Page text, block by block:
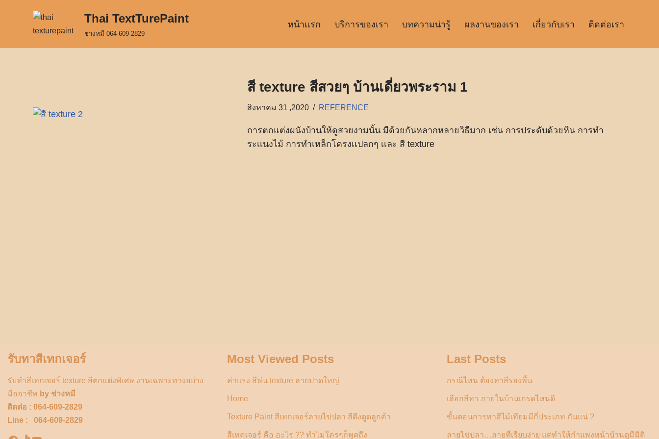
Thai TextTurePaint
ช่างหมี 064-609-2829
หน้าแรก บริการของเรา บทความน่ารู้ ผลงานของเรา เกี่ยวกับเรา ติดต่อเรา
สี texture สีสวยๆ บ้านเดี่ยวพระราม 1
สิงหาคม 31 ,2020 REFERENCE
การตกแต่งผนังบ้านให้ดูสวยงามนั้น มีด้วยกันหลากหลายวิธีมาก เช่น การประดับด้วยหิน การทำ
ระเเนงไม้ การทำเหล็กโครงเเปลกๆ เเละ สี texture
รับทาสีเทกเจอร์
รับทำสีเทกเจอร์ texture สีตกแต่งพิเศษ งานเฉพาะทางอย่าง
มืออาชีพ by ช่างหมี
ติดต่อ : 064-609-2829
Line : 064-609-2829
Most Viewed Posts
ค่าแรง สีพ่น texture ลายปาดใหญ่
Home
Texture Paint สีเทกเจอร์ลายไข่ปลา สีดึงดูดลูกค้า
สีเทคเจอร์ คือ อะไร ?? ทำไมใครๆก็พูดถึง
Last Posts
กรณีไหน ต้องทาสีรองพื้น
เลือกสีทา ภายในบ้านเกรดไหนดี
ขั้นตอนการทาสีไม้เทียมมีกี่ประเภท กันแน่ ?
ลายไข่ปลา…ลายที่เรียบง่าย แต่ทำให้กำแพงหน้าบ้านดูมีมิติ